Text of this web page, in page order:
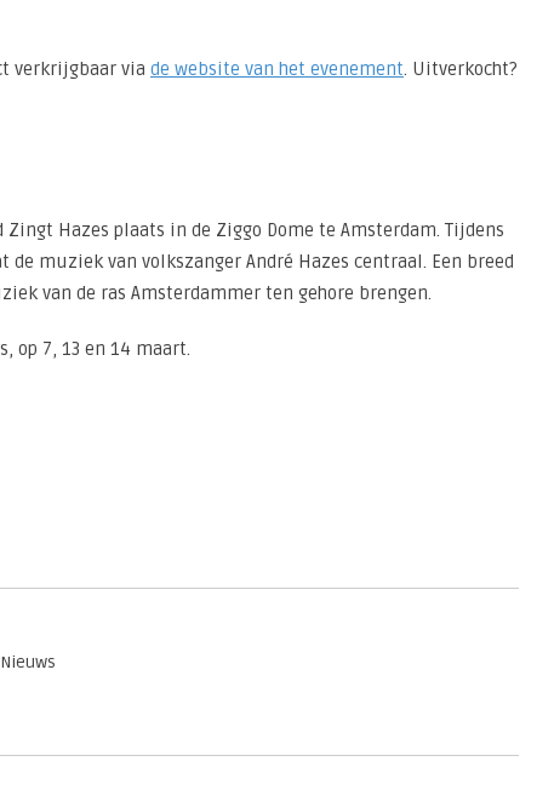
verkrijgbaar via de website van het evenement. Uitverkocht?
Hazes plaats in de Ziggo Dome te Amsterdam. Tijdens
muziek van volkszanger André Hazes centraal. Een breed
van de ras Amsterdammer ten gehore brengen.
op 7, 13 en 14 maart.